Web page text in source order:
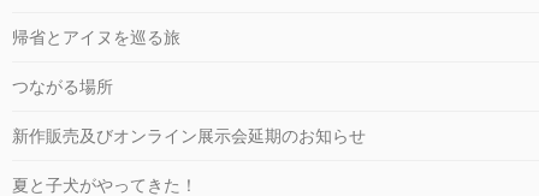
帰省とアイヌを巡る旅
つながる場所
新作販売及びオンライン展示会延期のお知らせ
夏と子犬がやってきた！